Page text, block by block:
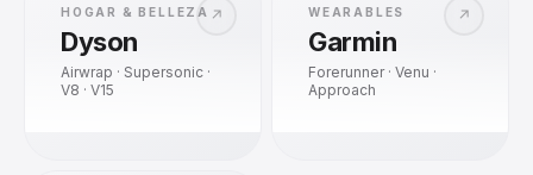
↗
HOGAR & BELLEZA
Dyson
Airwrap · Supersonic ·
V8 · V15
↗
WEARABLES
Garmin
Forerunner · Venu ·
Approach